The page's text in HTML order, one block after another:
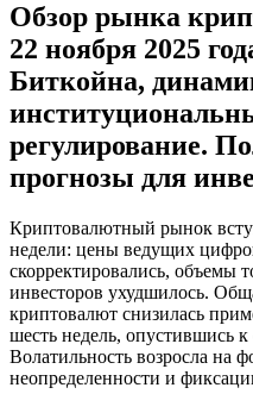
Обзор рынка
22 ноября 2025
Биткойна,
регулирование.
прогнозы для
Криптовалютный рынок
недели: цены ведущих
скорректировались, объемы
инвесторов ухудшилось.
криптовалют снизилась
шесть недель, опустившись
Волатильность возросла на
неопределенности и